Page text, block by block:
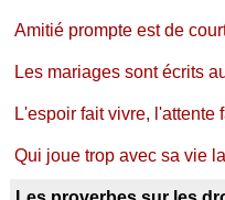
Amitié prompte est de
Les mariages sont écrits
L'espoir fait vivre, l'attente
Qui joue trop avec sa vie